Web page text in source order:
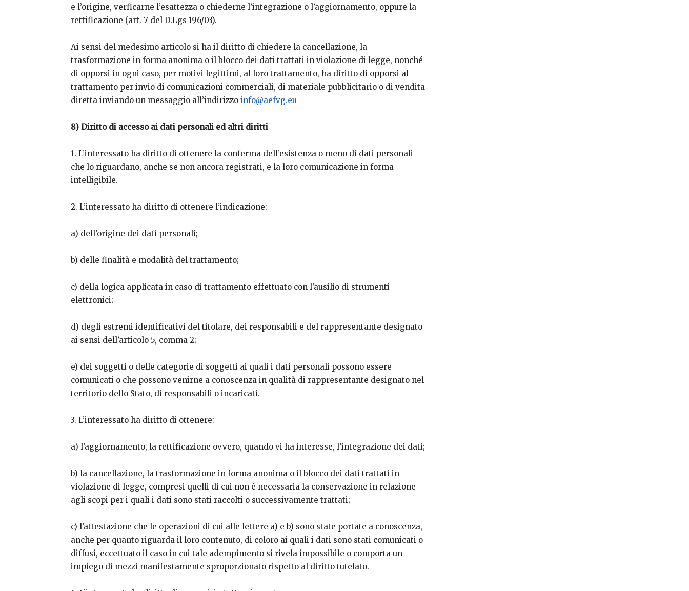
e l’origine, verficarne l’esattezza o chiederne l’integrazione o l’aggiornamento, oppure la
rettificazione (art. 7 del D.Lgs 196/03).
Ai sensi del medesimo articolo si ha il diritto di chiedere la cancellazione, la
trasformazione in forma anonima o il blocco dei dati trattati in violazione di legge, nonché
di opporsi in ogni caso, per motivi legittimi, al loro trattamento, ha diritto di opporsi al
trattamento per invio di comunicazioni commerciali, di materiale pubblicitario o di vendita
diretta inviando un messaggio all’indirizzo info@aefvg.eu
8) Diritto di accesso ai dati personali ed altri diritti
1. L’interessato ha diritto di ottenere la conferma dell’esistenza o meno di dati personali
che lo riguardano, anche se non ancora registrati, e la loro comunicazione in forma
intelligibile.
2. L’interessato ha diritto di ottenere l’indicazione:
a) dell’origine dei dati personali;
b) delle finalità e modalità del trattamento;
c) della logica applicata in caso di trattamento effettuato con l’ausilio di strumenti
elettronici;
d) degli estremi identificativi del titolare, dei responsabili e del rappresentante designato
ai sensi dell’articolo 5, comma 2;
e) dei soggetti o delle categorie di soggetti ai quali i dati personali possono essere
comunicati o che possono venirne a conoscenza in qualità di rappresentante designato nel
territorio dello Stato, di responsabili o incaricati.
3. L’interessato ha diritto di ottenere:
a) l’aggiornamento, la rettificazione ovvero, quando vi ha interesse, l’integrazione dei dati;
b) la cancellazione, la trasformazione in forma anonima o il blocco dei dati trattati in
violazione di legge, compresi quelli di cui non è necessaria la conservazione in relazione
agli scopi per i quali i dati sono stati raccolti o successivamente trattati;
c) l’attestazione che le operazioni di cui alle lettere a) e b) sono state portate a conoscenza,
anche per quanto riguarda il loro contenuto, di coloro ai quali i dati sono stati comunicati o
diffusi, eccettuato il caso in cui tale adempimento si rivela impossibile o comporta un
impiego di mezzi manifestamente sproporzionato rispetto al diritto tutelato.